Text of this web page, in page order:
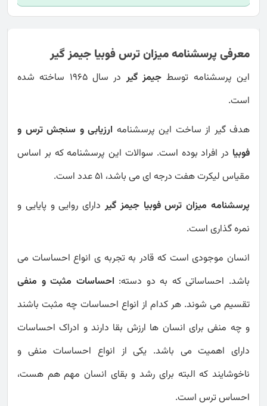
معرفی پرسشنامه میزان ترس فوبیا جیمز گیر
این پرسشنامه توسطجیمز گیر
در سال 1965 ساخته شده
است.
هدف گیر از ساخت این پرسشنامه ارزیابی و سنجش ترس و
فوبیا در افراد بوده است. سوالات این پرسشنامه که بر اساس
مقیاس لیکرت هفت درجه ای می باشد، 51 عدد است.
پرسشنامه میزان ترس فوبیا جیمز گیردارای روایی و پایایی و
نمره گذاری است.
انسان موجودی است که قادر به تجربه ی انواع احساسات می
باشد. احساساتی که به دو دسته: احساسات مثبت و منفی
تقسیم می شوند. هر کدام از انواع احساسات چه مثبت باشند
و چه منفی برای انسان ها ارزش بقا دارند و ادراک احساسات
دارای اهمیت می باشد. یکی از انواع احساسات منفی و
ناخوشایند که البته برای رشد و بقای انسان مهم هم هست،
احساس ترس است.